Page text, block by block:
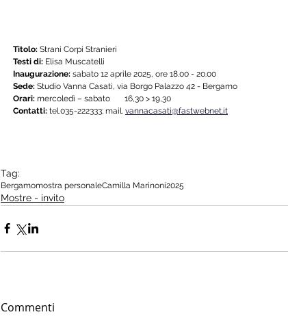
Titolo: Strani Corpi Stranieri
Testi di: Elisa Muscatelli
Inaugurazione: sabato 12 aprile 2025, ore 18.00 - 20.00
Sede: Studio Vanna Casati, via Borgo Palazzo 42 - Bergamo
Orari: mercoledì – sabato       16,30 > 19,30
Contatti: tel.035-222333; mail. vannacasati@fastwebnet.it
Tag:
Bergamomostra personaleCamilla Marinoni2025
Mostre - invito
Commenti